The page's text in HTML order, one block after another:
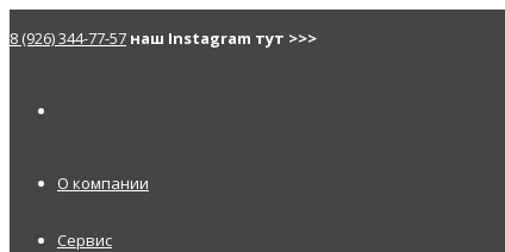
8 (926) 344-77-57 наш Instagram тут >>>
О компании
Сервис